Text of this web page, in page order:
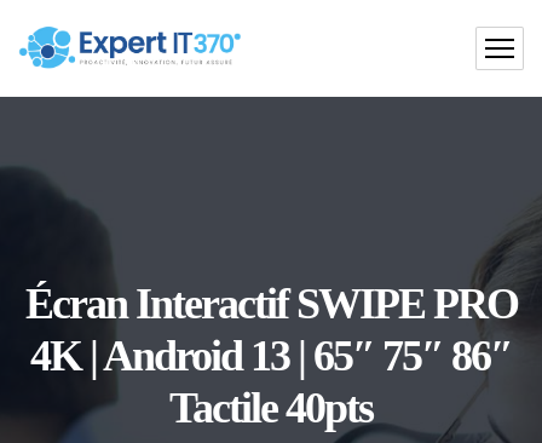
Écran Interactif SWIPE PRO
4K | Android 13 | 65″ 75″ 86″
Tactile 40pts